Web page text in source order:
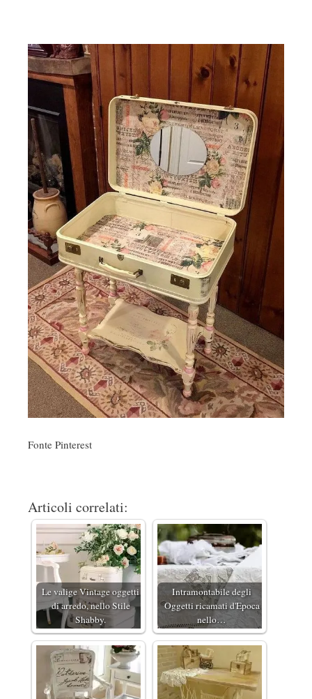
Fonte Pinterest
Articoli correlati:
Le valige Vintage oggetti
di arredo, nello Stile
Shabby.
Intramontabile degli
Oggetti ricamati d'Epoca
nello…